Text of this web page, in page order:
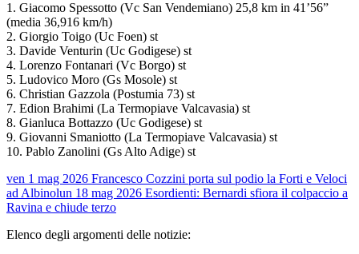
1. Giacomo Spessotto (Vc San Vendemiano) 25,8 km in 41’56”
(media 36,916 km/h)
2. Giorgio Toigo (Uc Foen) st
3. Davide Venturin (Uc Godigese) st
4. Lorenzo Fontanari (Vc Borgo) st
5. Ludovico Moro (Gs Mosole) st
6. Christian Gazzola (Postumia 73) st
7. Edion Brahimi (La Termopiave Valcavasia) st
8. Gianluca Bottazzo (Uc Godigese) st
9. Giovanni Smaniotto (La Termopiave Valcavasia) st
10. Pablo Zanolini (Gs Alto Adige) st
ven 1 mag 2026 Francesco Cozzini porta sul podio la Forti e Veloci
ad Albinolun 18 mag 2026 Esordienti: Bernardi sfiora il colpaccio a
Ravina e chiude terzo
Elenco degli argomenti delle notizie: